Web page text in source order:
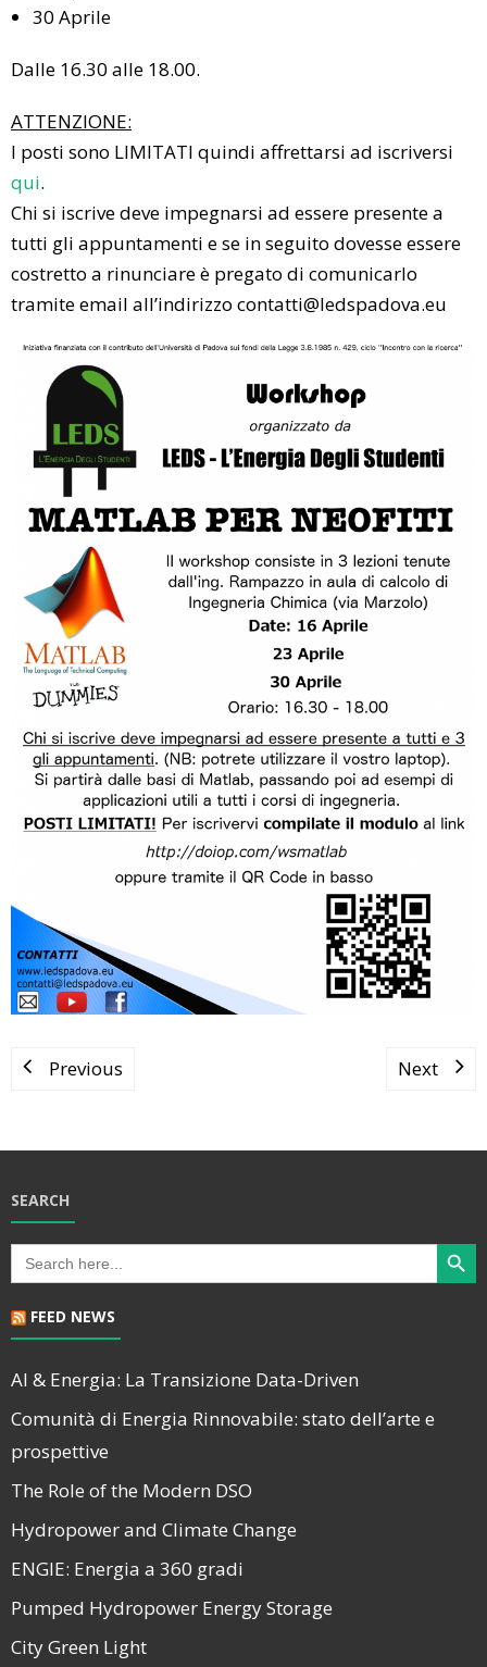
Other Events
YES Padova 2018
30 Aprile
Dalle 16.30 alle 18.00.
ATTENZIONE:
I posti sono LIMITATI quindi affrettarsi ad iscriversi
qui.
Chi si iscrive deve impegnarsi ad essere presente a
tutti gli appuntamenti e se in seguito dovesse essere
costretto a rinunciare è pregato di comunicarlo
tramite email all’indirizzo contatti@ledspadova.eu
Previous Next
SEARCH
Search
for:
Search
FEED NEWS
AI & Energia: La Transizione Data-Driven
Comunità di Energia Rinnovabile: stato dell’arte e
prospettive
The Role of the Modern DSO
Hydropower and Climate Change
ENGIE: Energia a 360 gradi
Pumped Hydropower Energy Storage
City Green Light